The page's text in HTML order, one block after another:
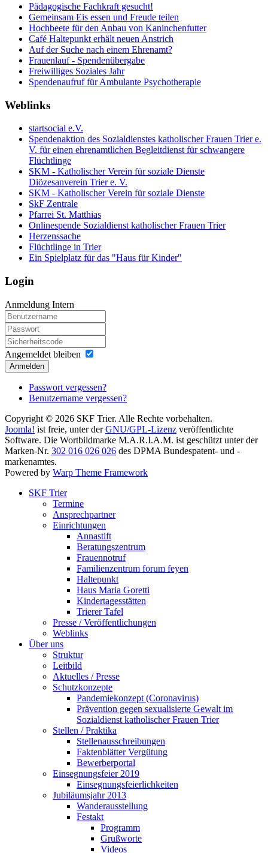
Pädagogische Fachkraft gesucht!
Gemeinsam Eis essen und Freude teilen
Hochbeete für den Anbau von Kaninchenfutter
Café Haltepunkt erhält neuen Anstrich
Auf der Suche nach einem Ehrenamt?
Frauenlauf - Spendenübergabe
Freiwilliges Soziales Jahr
Spendenaufruf für Ambulante Psychotherapie
Weblinks
startsocial e.V.
Spendenaktion des Sozialdienstes katholischer Frauen Trier e.
V. für einen ehrenamtlichen Begleitdienst für schwangere
Flüchtlinge
SKM - Katholischer Verein für soziale Dienste
Diözesanverein Trier e. V.
SKM - Katholischer Verein für soziale Dienste
SkF Zentrale
Pfarrei St. Matthias
Onlinespende Sozialdienst katholischer Frauen Trier
Herzenssache
Flüchtlinge in Trier
Ein Spielplatz für das "Haus für Kinder"
Login
Anmeldung Intern
Angemeldet bleiben
Anmelden
Passwort vergessen?
Benutzername vergessen?
Copyright © 2026 SKF Trier. Alle Rechte vorbehalten.
Joomla! ist freie, unter derGNU/GPL-Lizenz veröffentlichte
Software. Die Wortbildmarke M.A.R.I.A.M. ist geschützt unter der
Marken-Nr. 302 016 026 026 des DPMA Bundespatent- und -
markenamtes.
Powered by Warp Theme Framework
SKF Trier
Termine
Ansprechpartner
Einrichtungen
Annastift
Beratungszentrum
Frauennotruf
Familienzentrum forum feyen
Haltepunkt
Haus Maria Goretti
Kindertagesstätten
Trierer Tafel
Presse / Veröffentlichungen
Weblinks
Über uns
Struktur
Leitbild
Aktuelles / Presse
Schutzkonzepte
Pandemiekonzept (Coronavirus)
Prävention gegen sexualisierte Gewalt im
Sozialdienst katholischer Frauen Trier
Stellen / Praktika
Stellenausschreibungen
Faktenblätter Vergütung
Bewerberportal
Einsegnungsfeier 2019
Einsegnungsfeierlichkeiten
Jubiläumsjahr 2013
Wanderausstellung
Festakt
Programm
Grußworte
Videos